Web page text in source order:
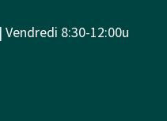
Vendredi 8:30-12:00u